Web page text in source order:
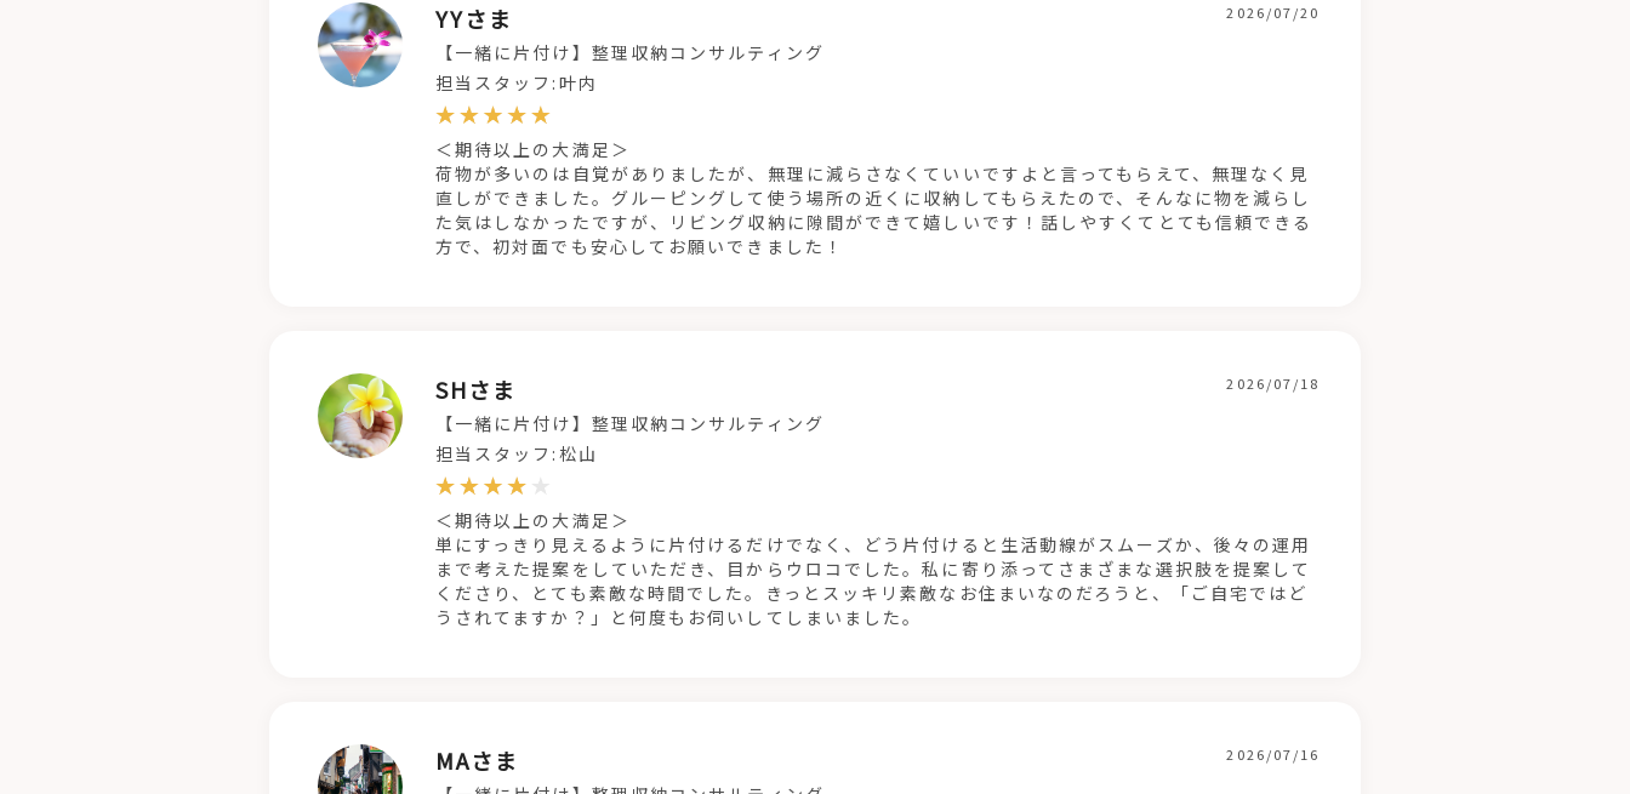
YYさま 2026/07/20
【一緒に片付け】整理収納コンサルティング
担当スタッフ:叶内
＜期待以上の大満足＞
荷物が多いのは自覚がありましたが、無理に減らさなくていいですよと言ってもらえて、無理なく見
直しができました。グルーピングして使う場所の近くに収納してもらえたので、そんなに物を減らし
た気はしなかったですが、リビング収納に隙間ができて嬉しいです！話しやすくてとても信頼できる
方で、初対面でも安心してお願いできました！
SHさま 2026/07/18
【一緒に片付け】整理収納コンサルティング
担当スタッフ:松山
＜期待以上の大満足＞
単にすっきり見えるように片付けるだけでなく、どう片付けると生活動線がスムーズか、後々の運用
まで考えた提案をしていただき、目からウロコでした。私に寄り添ってさまざまな選択肢を提案して
くださり、とても素敵な時間でした。きっとスッキリ素敵なお住まいなのだろうと、「ご自宅ではど
うされてますか？」と何度もお伺いしてしまいました。
MAさま 2026/07/16